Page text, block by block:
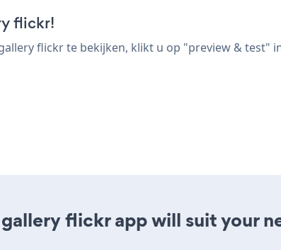
flickr!
flickr te bekijken, klikt u op "preview & test"
flickr app will suit your